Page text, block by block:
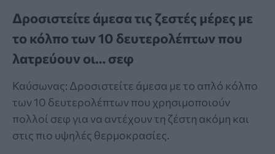
Δροσιστείτε άμεσα τις ζεστές μέρες με
το κόλπο των 10 δευτερολέπτων που
λατρεύουν οι… σεφ
Καύσωνας: Δροσιστείτε άμεσα με το απλό κόλπο
των 10 δευτερολέπτων που χρησιμοποιούν
πολλοί σεφ για να αντέχουν τη ζέστη ακόμη και
στις πιο υψηλές θερμοκρασίες.